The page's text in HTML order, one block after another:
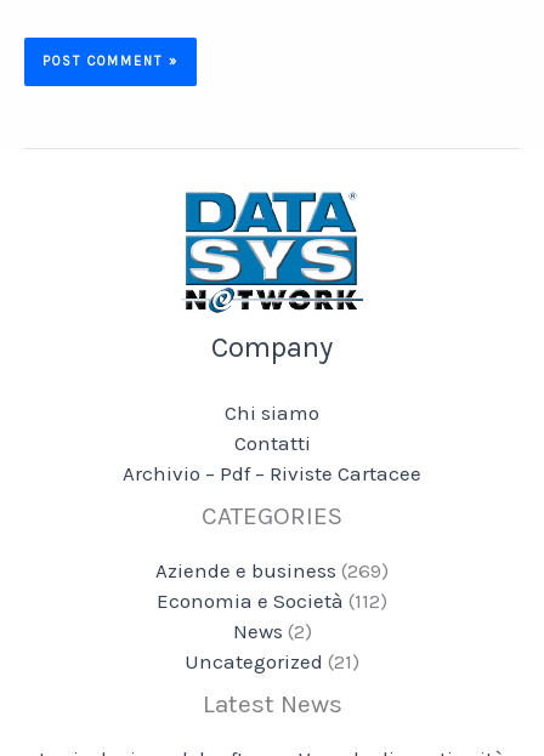
Company
Chi siamo
Contatti
Archivio – Pdf – Riviste Cartacee
CATEGORIES
Aziende e business (269)
Economia e Società (112)
News (2)
Uncategorized (21)
Latest News